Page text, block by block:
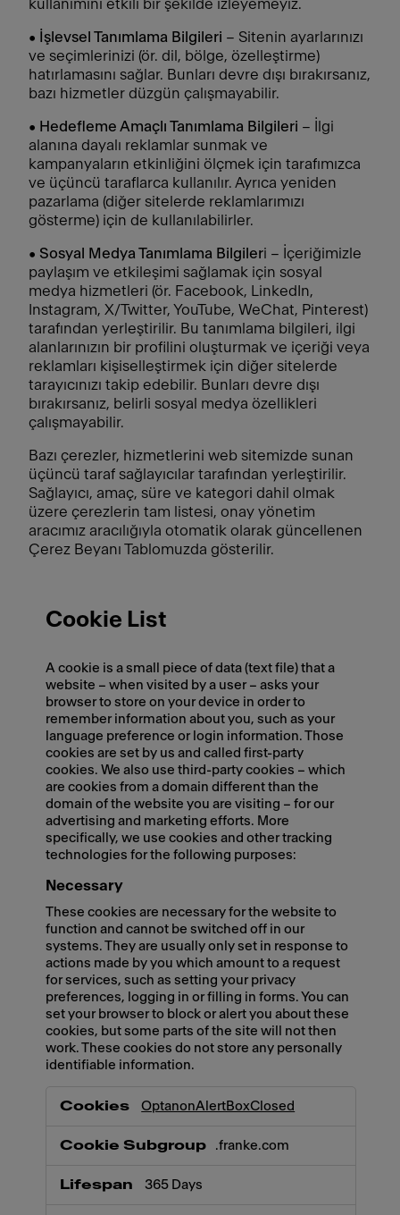
kullanımını etkili bir şekilde izleyemeyiz.
• İşlevsel Tanımlama Bilgileri – Sitenin ayarlarınızı
ve seçimlerinizi (ör. dil, bölge, özelleştirme)
hatırlamasını sağlar. Bunları devre dışı bırakırsanız,
bazı hizmetler düzgün çalışmayabilir.
• Hedefleme Amaçlı Tanımlama Bilgileri – İlgi
alanına dayalı reklamlar sunmak ve
kampanyaların etkinliğini ölçmek için tarafımızca
ve üçüncü taraflarca kullanılır. Ayrıca yeniden
pazarlama (diğer sitelerde reklamlarımızı
gösterme) için de kullanılabilirler.
• Sosyal Medya Tanımlama Bilgileri – İçeriğimizle
paylaşım ve etkileşimi sağlamak için sosyal
medya hizmetleri (ör. Facebook, LinkedIn,
Instagram, X/Twitter, YouTube, WeChat, Pinterest)
tarafından yerleştirilir. Bu tanımlama bilgileri, ilgi
alanlarınızın bir profilini oluşturmak ve içeriği veya
reklamları kişiselleştirmek için diğer sitelerde
tarayıcınızı takip edebilir. Bunları devre dışı
bırakırsanız, belirli sosyal medya özellikleri
çalışmayabilir.
Bazı çerezler, hizmetlerini web sitemizde sunan
üçüncü taraf sağlayıcılar tarafından yerleştirilir.
Sağlayıcı, amaç, süre ve kategori dahil olmak
üzere çerezlerin tam listesi, onay yönetim
aracımız aracılığıyla otomatik olarak güncellenen
Çerez Beyanı Tablomuzda gösterilir.
Cookie List
A cookie is a small piece of data (text file) that a
website – when visited by a user – asks your
browser to store on your device in order to
remember information about you, such as your
language preference or login information. Those
cookies are set by us and called first-party
cookies. We also use third-party cookies – which
are cookies from a domain different than the
domain of the website you are visiting – for our
advertising and marketing efforts. More
specifically, we use cookies and other tracking
technologies for the following purposes:
Necessary
These cookies are necessary for the website to
function and cannot be switched off in our
systems. They are usually only set in response to
actions made by you which amount to a request
for services, such as setting your privacy
preferences, logging in or filling in forms. You can
set your browser to block or alert you about these
cookies, but some parts of the site will not then
work. These cookies do not store any personally
identifiable information.
OptanonAlertBoxClosed
.franke.com
365 Days